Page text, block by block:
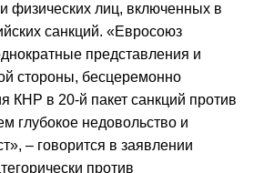
физических лиц, включенных в
санкций. «Евросоюз
представления и
стороны, бесцеремонно
КНР в 20-й пакет санкций против
глубокое недовольство и
– говорится в заявлении
против